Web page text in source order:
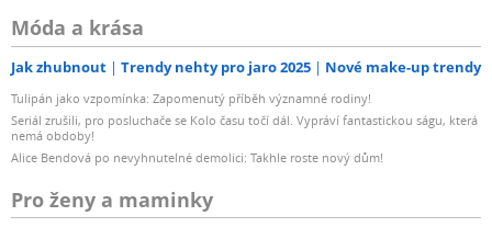
Móda a krása
Jak zhubnout Trendy nehty pro jaro 2025 Nové make-up trendy
Tulipán jako vzpomínka: Zapomenutý příběh významné rodiny!
Seriál zrušili, pro posluchače se Kolo času točí dál. Vypráví fantastickou ságu, která
nemá obdoby!
Alice Bendová po nevyhnutelné demolici: Takhle roste nový dům!
Pro ženy a maminky